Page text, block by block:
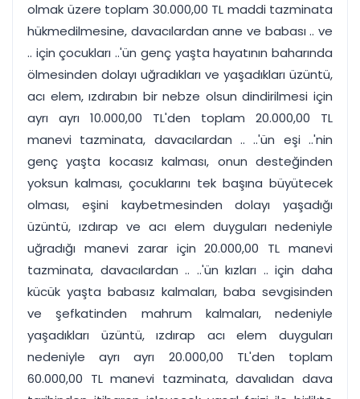
olmak üzere toplam 30.000,00 TL maddi tazminata
hükmedilmesine, davacılardan anne ve babası .. ve
.. için çocukları ..'ün genç yaşta hayatının baharında
ölmesinden dolayı uğradıkları ve yaşadıkları üzüntü,
acı elem, ızdırabın bir nebze olsun dindirilmesi için
ayrı ayrı 10.000,00 TL'den toplam 20.000,00 TL
manevi tazminata, davacılardan .. ..'ün eşi ..'nin
genç yaşta kocasız kalması, onun desteğinden
yoksun kalması, çocuklarını tek başına büyütecek
olması, eşini kaybetmesinden dolayı yaşadığı
üzüntü, ızdırap ve acı elem duyguları nedeniyle
uğradığı manevi zarar için 20.000,00 TL manevi
tazminata, davacılardan .. ..'ün kızları .. için daha
kücük yaşta babasız kalmaları, baba sevgisinden
ve şefkatinden mahrum kalmaları, nedeniyle
yaşadıkları üzüntü, ızdırap acı elem duyguları
nedeniyle ayrı ayrı 20.000,00 TL'den toplam
60.000,00 TL manevi tazminata, davalıdan dava